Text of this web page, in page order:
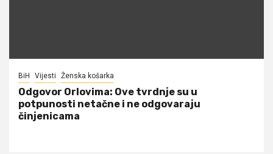
BiH Vijesti Ženska košarka
Odgovor Orlovima: ​Ove tvrdnje su u
potpunosti netačne i ne odgovaraju
činjenicama